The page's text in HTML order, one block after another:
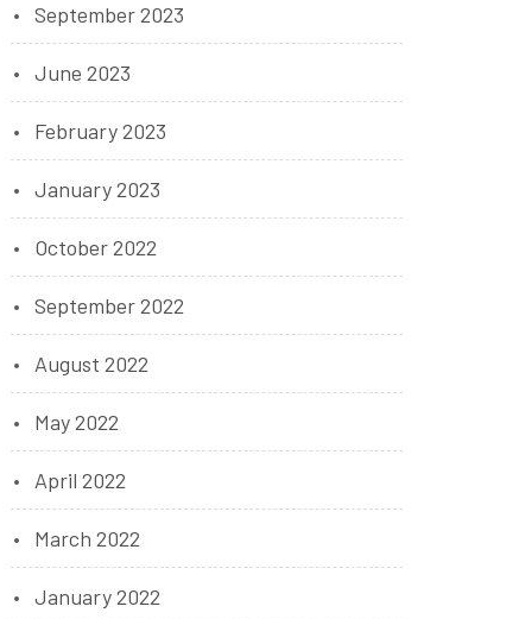
September 2023
June 2023
February 2023
January 2023
October 2022
September 2022
August 2022
May 2022
April 2022
March 2022
January 2022